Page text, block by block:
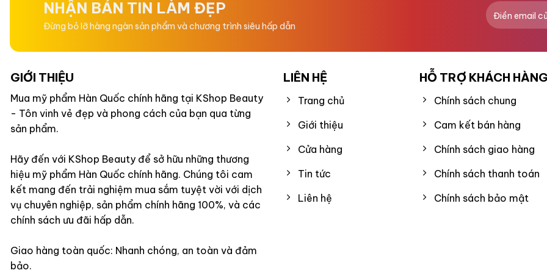
– Có thể để qua đêm nhưng da vẫn “thở” được
HẠN SỬ DỤNG: 3 Năm
: Bảo quản nơi thoáng mát hoặc tủ lạnh chuyên dụng cho
NHẬN BẢN TIN LÀM ĐẸP
Đừng bỏ lỡ hàng ngàn sản phẩm và chương trình siêu hấp dẫn
GIỚI THIỆU
Mua mỹ phẩm Hàn Quốc chính hãng tại KShop Beauty
- Tôn vinh vẻ đẹp và phong cách của bạn qua từng
sản phẩm.
Hãy đến với KShop Beauty để sở hữu những thương
hiệu mỹ phẩm Hàn Quốc chính hãng. Chúng tôi cam
kết mang đến trải nghiệm mua sắm tuyệt vời với dịch
vụ chuyên nghiệp, sản phẩm chính hãng 100%, và các
chính sách ưu đãi hấp dẫn.
Giao hàng toàn quốc: Nhanh chóng, an toàn và đảm
bảo.
LIÊN HỆ
Trang chủ
Giới thiệu
Cửa hàng
Tin tức
Liên hệ
HỖ TRỢ KHÁCH HÀNG
Chính sách chung
Cam kết bán hàng
Chính sách giao hàng
Chính sách thanh toán
Chính sách bảo mật